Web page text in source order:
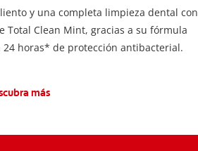
y una completa limpieza dental con
Total Clean Mint, gracias a su fórmula
horas* de protección antibacterial.
más